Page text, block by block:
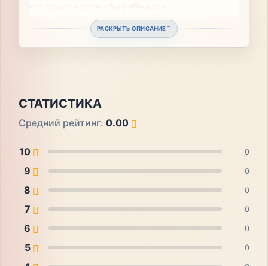
РАСКРЫТЬ ОПИСАНИЕ
СТАТИСТИКА
Средний рейтинг: 0.00
10 0
9 0
8 0
7 0
6 0
5 0